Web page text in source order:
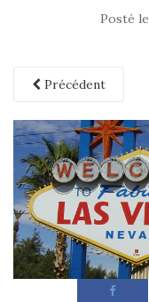
Posté le
Précédent